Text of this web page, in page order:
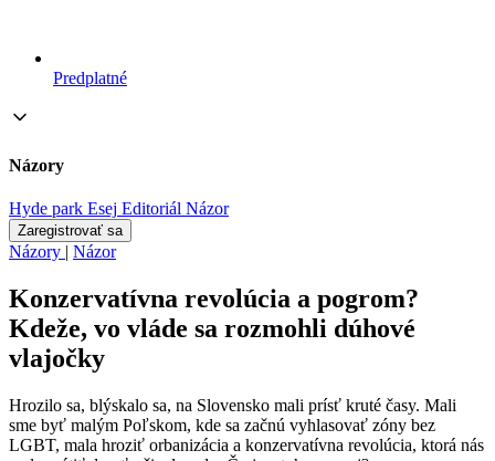
Predplatné
Názory
Hyde park Esej Editoriál Názor
Zaregistrovať sa
Názory | Názor
Konzervatívna revolúcia a pogrom?
Kdeže, vo vláde sa rozmohli dúhové
vlajočky
Hrozilo sa, blýskalo sa, na Slovensko mali prísť kruté časy. Mali
sme byť malým Poľskom, kde sa začnú vyhlasovať zóny bez
LGBT, mala hroziť orbanizácia a konzervatívna revolúcia, ktorá nás